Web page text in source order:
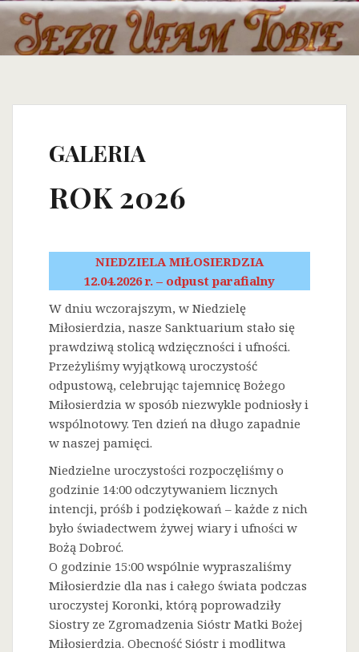
GALERIA
ROK 2026
NIEDZIELA MIŁOSIERDZIA
12.04.2026 r. – odpust parafialny
W dniu wczorajszym, w Niedzielę
Miłosierdzia, nasze Sanktuarium stało się
prawdziwą stolicą wdzięczności i ufności.
Przeżyliśmy wyjątkową uroczystość
odpustową, celebrując tajemnicę Bożego
Miłosierdzia w sposób niezwykle podniosły i
wspólnotowy. Ten dzień na długo zapadnie
w naszej pamięci.
Niedzielne uroczystości rozpoczęliśmy o
godzinie 14:00 odczytywaniem licznych
intencji, próśb i podziękowań – każde z nich
było świadectwem żywej wiary i ufności w
Bożą Dobroć.
O godzinie 15:00 wspólnie wypraszaliśmy
Miłosierdzie dla nas i całego świata podczas
uroczystej Koronki, którą poprowadziły
Siostry ze Zgromadzenia Sióstr Matki Bożej
Miłosierdzia. Obecność Sióstr i modlitwa